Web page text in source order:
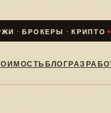
· БРОКЕРЫ · КРИПТО✦
БЛОГ